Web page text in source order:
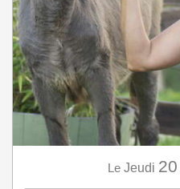
Le Jeudi 20